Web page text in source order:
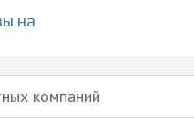
на
компаний